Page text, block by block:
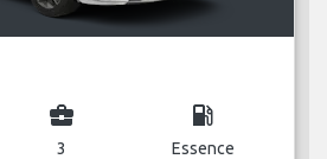
business_center
3
local_gas_station
Essence